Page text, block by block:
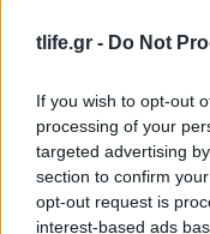
tlife.gr - Do Not
If you wish to opt-out
processing of your
targeted advertising
section to confirm
opt-out request is
interest-based ads